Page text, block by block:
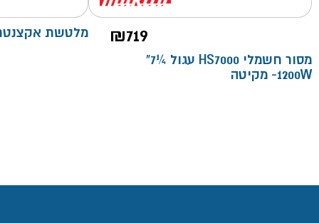
₪719
מסור חשמלי HS7000 עגול ¼7"
1200W- מקיטה
מלטשת אקצנטרית 480